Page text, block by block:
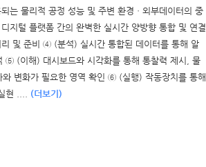
는 물리적 공정 성능 및 주변 환경ㆍ외부데이터의 중
지털 플랫폼 간의 완벽한 실시간 양방향 통합 및 연결
및 준비 ④ (분석) 실시간 통합된 데이터를 통해 알
⑤ (이해) 대시보드와 시각화를 통해 통찰력 제시, 물
변화가 필요한 영역 확인 ⑥ (실행) 작동장치를 통해
현 .... (더보기)